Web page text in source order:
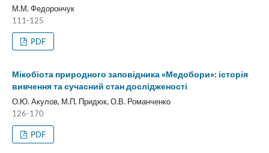
М.М. Федорончук
111-125
PDF
Мікобіота природного заповідника «Медобори»: історія
вивчення та сучасний стан дослідженості
О.Ю. Акулов, М.П. Придюк, О.В. Романченко
126-170
PDF